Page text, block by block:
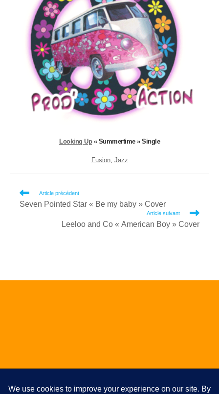
Looking Up« Summertime » Single
Fusion, Jazz
Read
more
Article précédent
Seven Pointed Star « Be my baby » Cover
Article suivant
Leeloo and Co « American Boy » Cover
Articles
Partitions de batterie gratuites